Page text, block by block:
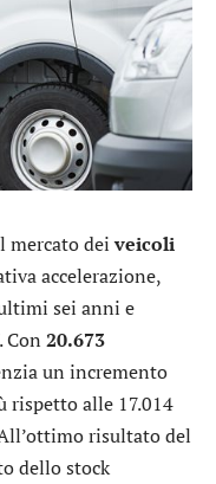
mercato deiveicoli
accelerazione,
sei anni e
Con 20.673
un incremento
rispetto alle 17.014
risultato del
dello stock